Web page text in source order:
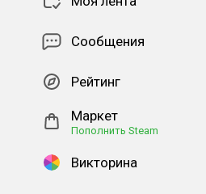
Сообщения
Рейтинг
Маркет
Пополнить Steam
Викторина